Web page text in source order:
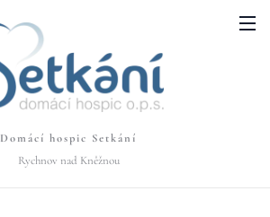
Domácí hospic Setkání
Rychnov nad Kněžnou